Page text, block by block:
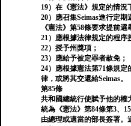
19）在《憲法》規定的情況
20）應召集Seimas進行定
《憲法》第58條要求提前選
21）應根據法律規定的程序
22）授予州獎項；
23）應給予被定罪者赦免；
24）應根據憲法第71條規定
律，或將其交還給Seimas。
第85條
共和國總統行使賦予他的權
統為《憲法》第84條第3、
由總理或適當的部長簽署。